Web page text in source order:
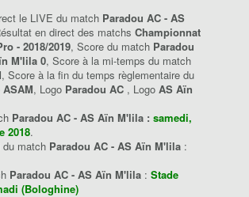
le LIVE du match Paradou AC - AS
en direct des matchs Championnat
- 2018/2019, Score du match Paradou
M'lila 0, Score à la mi-temps du match
, Score à la fin du temps règlementaire du
ASAM, Logo Paradou AC , Logo AS Aïn
Paradou AC - AS Aïn M'lila : samedi,
2018.
du match Paradou AC - AS Aïn M'lila :
Paradou AC - AS Aïn M'lila : Stade
(Bologhine)